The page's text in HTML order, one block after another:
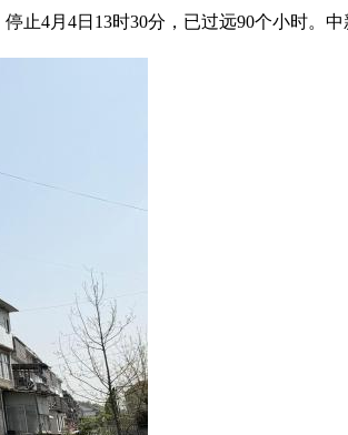
止4月4日13时30分，已过远90个小时。